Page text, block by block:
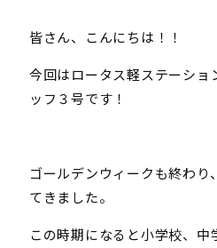
皆さん、こんにちは！！
今回はロータス軽ステーショ
ッフ３号です！
ゴールデンウィークも終わり
てきました。
この時期になると小学校、中